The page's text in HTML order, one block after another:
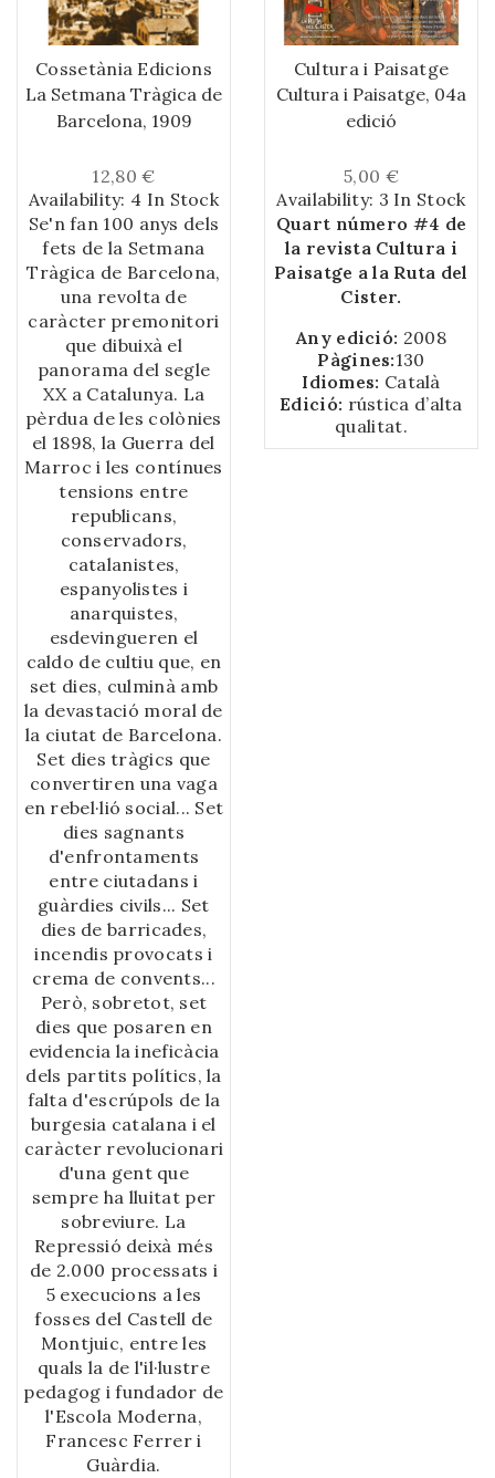
jueu de Tortosa va
escriure al segle X el
primer diccionari de la
llengua hebrea. \n• Els
terrenys que avui són
la plaça de Catalunya
XII eren propietat
d’un jueu. \n• Un dels
primers batlles
catalans de Lleida va
ser un jueu i va exercir
el càrrec divuit anys.
\n• Fins al segle XIII la
ciutat de Girona era
anomenada «Mare
d’Israel». \n• Als calls
de Barcelona i Girona
existien dues escoles
Cossetània Edicions
La Setmana Tràgica de
Barcelona, 1909
12,80 €
Availability: 4 In Stock
Se'n fan 100 anys dels
fets de la Setmana
Tràgica de Barcelona,
una revolta de
caràcter premonitori
que dibuixà el
panorama del segle
XX a Catalunya. La
pèrdua de les colònies
el 1898, la Guerra del
Marroc i les contínues
tensions entre
republicans,
conservadors,
catalanistes,
espanyolistes i
anarquistes,
esdevingueren el
caldo de cultiu que, en
set dies, culminà amb
la devastació moral de
la ciutat de Barcelona.
Set dies tràgics que
convertiren una vaga
en rebel·lió social... Set
dies sagnants
d'enfrontaments
entre ciutadans i
guàrdies civils... Set
dies de barricades,
incendis provocats i
crema de convents...
Però, sobretot, set
dies que posaren en
evidencia la ineficàcia
dels partits polítics, la
falta d'escrúpols de la
burgesia catalana i el
caràcter revolucionari
d'una gent que
sempre ha lluitat per
sobreviure. La
Repressió deixà més
de 2.000 processats i
5 execucions a les
fosses del Castell de
Montjuic, entre les
quals la de l'il·lustre
pedagog i fundador de
l'Escola Moderna,
Francesc Ferrer i
Guàrdia.
Cultura i Paisatge
Cultura i Paisatge, 04a
edició
5,00 €
Availability: 3 In Stock
Quart número #4 de
la revista Cultura i
Paisatge a la Ruta del
Cister.
Any edició: 2008
Pàgines:130
Idiomes: Català
Edició: rústica d’alta
qualitat.